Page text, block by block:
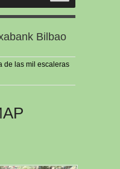
Bilbao
de las mil escaleras